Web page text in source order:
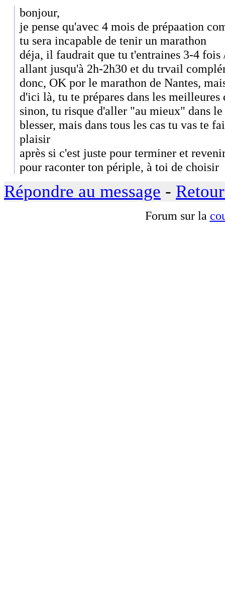
bonjour,
je pense qu'avec 4 mois de prépaation
tu sera incapable de tenir un marathon
déja, il faudrait que tu t'entraines 3-4 fois
allant jusqu'à 2h-2h30 et du trvail
donc, OK por le marathon de Nantes,
d'ici là, tu te prépares dans les meilleures
sinon, tu risque d'aller "au mieux" dans
blesser, mais dans tous les cas tu vas te
plaisir
après si c'est juste pour terminer et
pour raconter ton périple, à toi de choisir
Répondre au message -
Forum sur la